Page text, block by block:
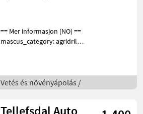
== Mer informasjon (NO) ==
mascus_category: agridrills
en.landbrukssalg.no/5274
for more images
Vetés és növényápolás /
Tellefsdal Auto